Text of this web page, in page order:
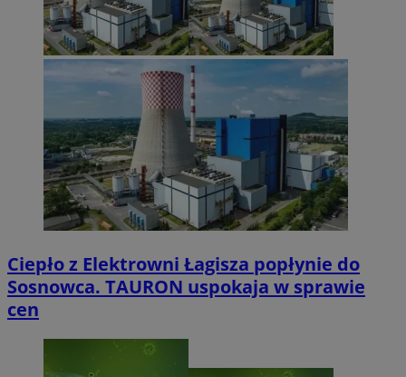
Ciepło z Elektrowni Łagisza popłynie do
Sosnowca. TAURON uspokaja w sprawie
cen